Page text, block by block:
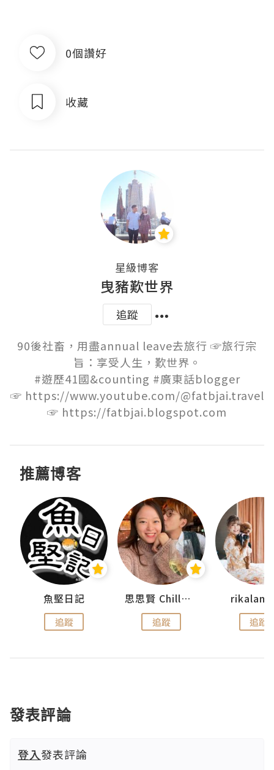
0個讚好
收藏
星級博客
曳豬歎世界
追蹤
90後社畜，用盡annual leave去旅行 ☞旅行宗
旨：享受人生，歎世界。
#遊歷41國&counting #廣東話blogger
☞ https://www.youtube.com/@fatbjai.travel
☞ https://fatbjai.blogspot.com
推薦博客
魚堅日記
追蹤
思思賢 ChillMyBabe
追蹤 追蹤
發表評論
登入發表評論